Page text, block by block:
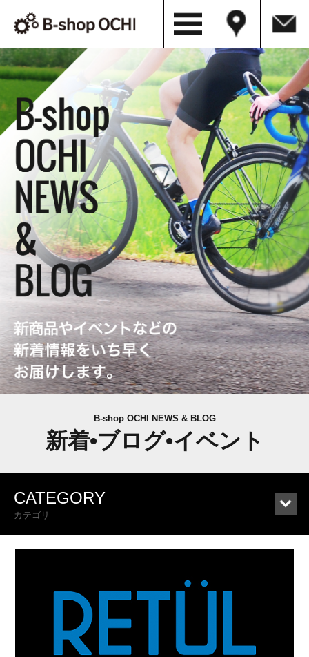
B-shop OCHI NEWS & BLOG
新着•ブログ•イベント
CATEGORY
カテゴリ